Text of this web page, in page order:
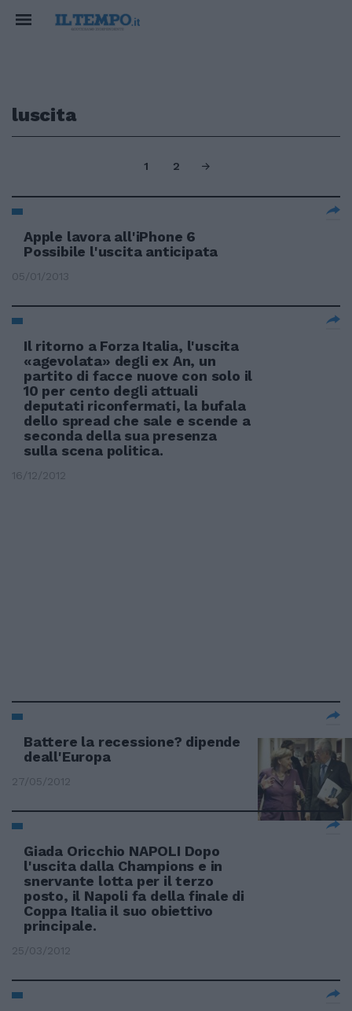
luscita
1 2
Apple lavora all'iPhone 6
Possibile l'uscita anticipata
05/01/2013
Il ritorno a Forza Italia, l'uscita
«agevolata» degli ex An, un
partito di facce nuove con solo il
10 per cento degli attuali
deputati riconfermati, la bufala
dello spread che sale e scende a
seconda della sua presenza
sulla scena politica.
16/12/2012
Battere la recessione? dipende
deall'Europa
27/05/2012
Giada Oricchio NAPOLI Dopo
l'uscita dalla Champions e in
snervante lotta per il terzo
posto, il Napoli fa della finale di
Coppa Italia il suo obiettivo
principale.
25/03/2012